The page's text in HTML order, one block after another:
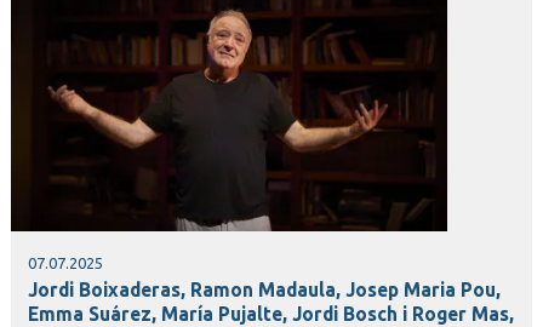
07.07.2025
Jordi Boixaderas, Ramon Madaula, Josep Maria Pou,
Emma Suárez, María Pujalte, Jordi Bosch i Roger Mas,